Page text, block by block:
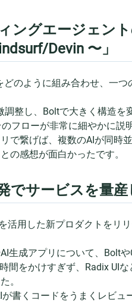
ングエージェン
Devin 〜」
のように組み合わせ、一
整し、Boltで大きく構造を
フローが非常に細やかに説
で繋げば、複数のAIが同時
の感想が面白かったです。
でサービスを量産
活用した新プロダクトをリ
生成アプリについて、Bolt
間をかけすぎず、Radix UI
。
書くコードをうまくレビ